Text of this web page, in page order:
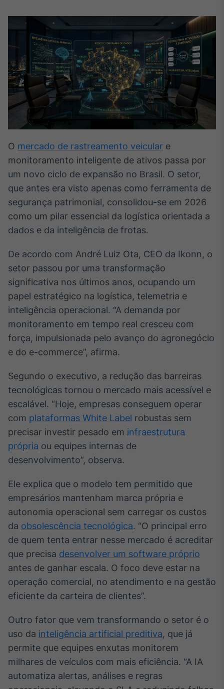
Broadcast
White Label
Plataforma para
conteúdos
personalizados
Soluções de Dados
e Conteúdos
Broadcast
OTC
negociação de
Broadcast
Datafeed
APIs para
integração de
conteúdos e
Ticker
Cotações e
headlines de
Broadcast
Widgets
para conteúdos e
Wallboard
Conteúdos e
dados para
Curadoria
Curadoria de
noticiosos
Soluções de
Tecnologia
Broadcast
Radar
inteligente de
notícias e
Fundos
A melhor
plataforma para
de investimento
no Brasil
O mercado de rastreamento veicular e
monitoramento inteligente de ativos passa por
um novo ciclo de expansão no Brasil. O setor,
que antes era visto apenas como ferramenta de
segurança patrimonial, consolidou-se em 2026
como um pilar essencial da logística orientada a
dados e da inteligência de frotas.
De acordo com André Luiz Ota, CEO da Ikonn, o
setor passou por uma transformação
significativa nos últimos anos, ocupando um
papel estratégico na logística, telemetria e
inteligência operacional. “A demanda por
monitoramento em tempo real cresceu com
força, impulsionada pelo avanço do agronegócio
e do e-commerce”, afirma.
Segundo o executivo, a redução das barreiras
tecnológicas tornou o mercado mais acessível e
escalável. “Hoje, empresas conseguem operar
com plataformas White Label robustas sem
precisar investir pesado em infraestrutura
própria ou equipes internas de
desenvolvimento”, observa.
Ele explica que o modelo tem permitido que
empresários mantenham marca própria e
autonomia operacional sem carregar os custos
da obsolescência tecnológica. “O principal erro
de quem tenta entrar nesse mercado é acreditar
que precisa desenvolver um software próprio
antes de ganhar escala. O foco deve estar na
operação comercial, no atendimento e na gestão
eficiente da carteira de clientes”.
Outro fator que vem transformando o setor é o
uso da inteligência artificial preditiva, que já
permite que equipes enxutas monitorem
milhares de veículos com mais eficiência. “A IA
automatiza alertas, análises e regras